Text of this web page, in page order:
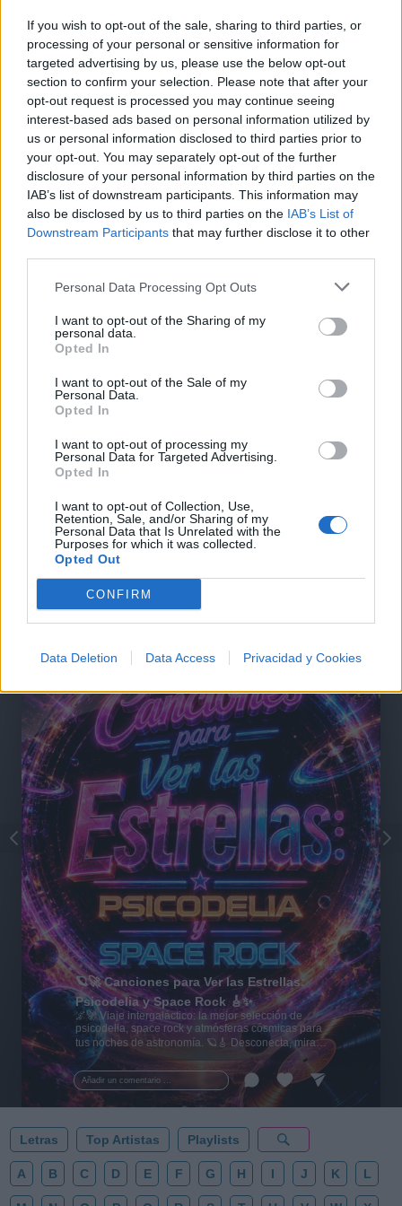
If you wish to opt-out of the sale, sharing to third parties, or
processing of your personal or sensitive information for
targeted advertising by us, please use the below opt-out
section to confirm your selection. Please note that after your
opt-out request is processed you may continue seeing
interest-based ads based on personal information utilized by
us or personal information disclosed to third parties prior to
your opt-out. You may separately opt-out of the further
disclosure of your personal information by third parties on the
IAB’s list of downstream participants. This information may
also be disclosed by us to third parties on the IAB’s List of
Downstream Participants that may further disclose it to other
Personal Data Processing Opt Outs
I want to opt-out of the Sharing of my
personal data.
Opted In
I want to opt-out of the Sale of my
Personal Data.
Opted In
I want to opt-out of processing my
Personal Data for Targeted Advertising.
Opted In
I want to opt-out of Collection, Use,
Retention, Sale, and/or Sharing of my
Personal Data that Is Unrelated with the
Purposes for which it was collected.
Opted Out
CONFIRM
Data Deletion Data Access Privacidad y Cookies
Ranking de Cantando por un Sueno TOP Música
Comentar Letra
Comenta o pregunta lo que desees sobre Cantando
por un Sueno o 'Cantando por un Sueño'
Comentarios (1)
@musicapuntocom
Añadir un comentario ...
🪐🚀 Canciones para Ver las Estrellas:
Psicodelia y Space Rock 🎸✨
🌌🚀 Viaje intergaláctico: la mejor selección de
psicodelia, space rock y atmósferas cósmicas para
tus noches de astronomía. 🪐🎸 Desconecta, mira
al firmamento y siente la gravedad cero. 💾 ¡Guarda
esta colección para tu próxima noche estrellada!
✨⭐
Letras Top Artistas Playlists
A B C D E F G H I J K L